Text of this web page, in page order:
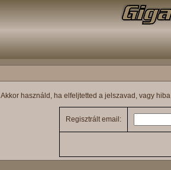
Akkor használd, ha elfeljtetted a jelszavad, vagy
Regisztrált email: